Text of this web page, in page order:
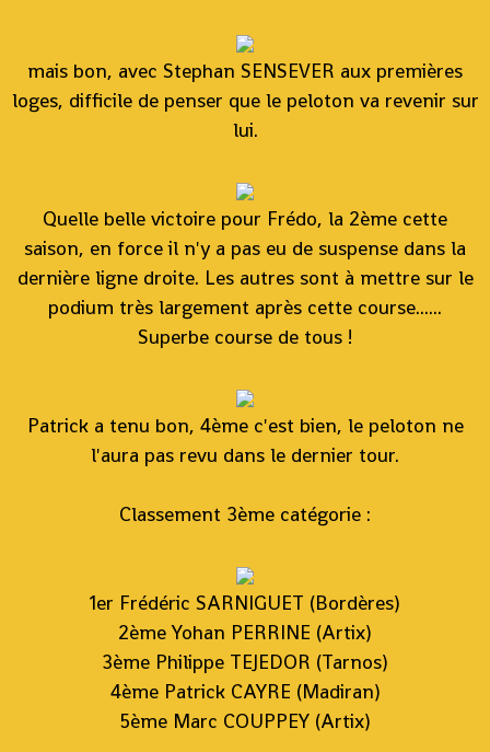
mais bon, avec Stephan SENSEVER aux premières
loges, difficile de penser que le peloton va revenir sur
lui.
Quelle belle victoire pour Frédo, la 2ème cette
saison, en force il n'y a pas eu de suspense dans la
dernière ligne droite. Les autres sont à mettre sur le
podium très largement après cette course......
Superbe course de tous !
Patrick a tenu bon, 4ème c'est bien, le peloton ne
l'aura pas revu dans le dernier tour.
Classement 3ème catégorie :
1er Frédéric SARNIGUET (Bordères)
2ème Yohan PERRINE (Artix)
3ème Philippe TEJEDOR (Tarnos)
4ème Patrick CAYRE (Madiran)
5ème Marc COUPPEY (Artix)